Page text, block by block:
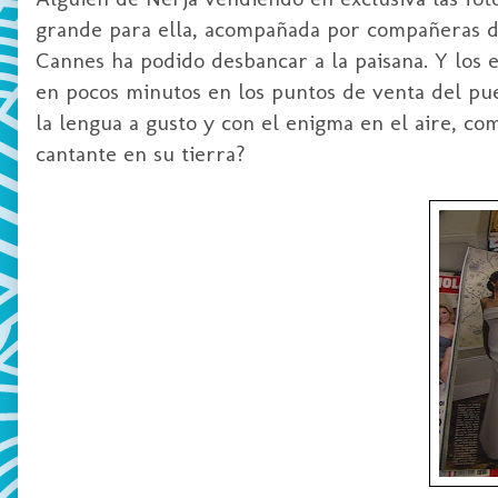
grande para ella, acompañada por
Cannes ha podido desbancar a la paisana. Y
en pocos minutos en los puntos de venta del
la lengua a gusto y con el enigma en el aire,
cantante en su tierra?